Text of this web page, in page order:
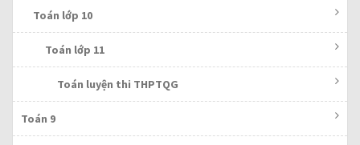
Toán lớp 10
Toán lớp 11
Toán luyện thi THPTQG
Toán 9